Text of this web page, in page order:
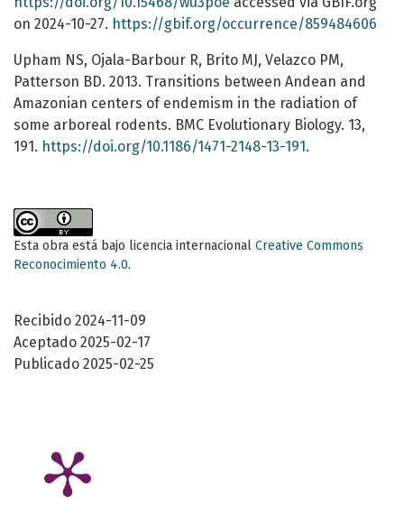
Recibido 2024-11-09
Aceptado 2025-02-17
Publicado 2025-02-25
on 2024-10-27. https://gbif.org/occurrence/859484606
Upham NS, Ojala-Barbour R, Brito MJ, Velazco PM,
Patterson BD. 2013. Transitions between Andean and
Amazonian centers of endemism in the radiation of
some arboreal rodents. BMC Evolutionary Biology. 13,
191. https://doi.org/10.1186/1471-2148-13-191 .
Esta obra está bajo licencia internacional Creative Commons
Reconocimiento 4.0.